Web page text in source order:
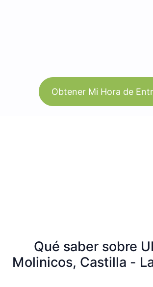
Obtener Mi Hora de
Qué saber sobre
Molinicos, Castilla -